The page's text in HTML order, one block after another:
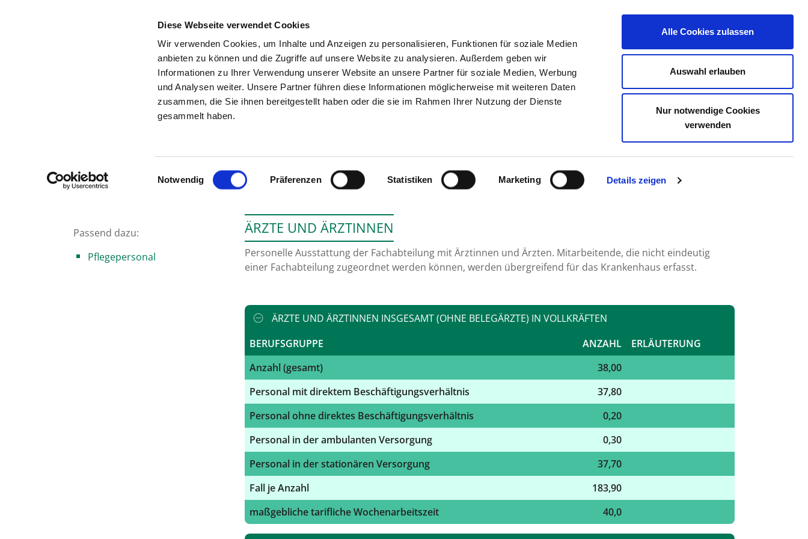
Diese Webseite verwendet Cookies
Wir verwenden Cookies, um Inhalte und Anzeigen zu personalisieren, Funktionen für soziale Medien
anbieten zu können und die Zugriffe auf unsere Website zu analysieren. Außerdem geben wir
Informationen zu Ihrer Verwendung unserer Website an unsere Partner für soziale Medien, Werbung
und Analysen weiter. Unsere Partner führen diese Informationen möglicherweise mit weiteren Daten
zusammen, die Sie ihnen bereitgestellt haben oder die sie im Rahmen Ihrer Nutzung der Dienste
gesammelt haben.
Einwilligungsauswahl
Notwendig Präferenzen Statistiken Marketing Details zeigen
Alle Cookies zulassen
Auswahl erlauben
Nur notwendige Cookies
verwenden
SUCHEN TIPPS & HILFE DAS VERZEICHNIS STELLENBÖRSE KONTAKT
Startseite der Fachabteilung
HELIOS ALBERT-SCHWEITZER-KLINIK NORTHEIM [NOM]
Passend dazu:
Pflegepersonal
ÄRZTE UND ÄRZTINNEN
Personelle Ausstattung der Fachabteilung mit Ärztinnen und Ärzten. Mitarbeitende, die nicht eindeutig
einer Fachabteilung zugeordnet werden können, werden übergreifend für das Krankenhaus erfasst.
ÄRZTE UND ÄRZTINNEN INSGESAMT (OHNE BELEGÄRZTE) IN VOLLKRÄFTEN
BERUFSGRUPPE
ANZAHL
ERLÄUTERUNG
Anzahl (gesamt)
38,00
Personal mit direktem Beschäftigungsverhältnis
37,80
Personal ohne direktes Beschäftigungsverhältnis
0,20
Personal in der ambulanten Versorgung
0,30
Personal in der stationären Versorgung
37,70
Fall je Anzahl
183,90
maßgebliche tarifliche Wochenarbeitszeit
40,0